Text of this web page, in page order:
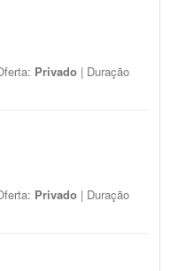
Privado | Duração
Privado | Duração